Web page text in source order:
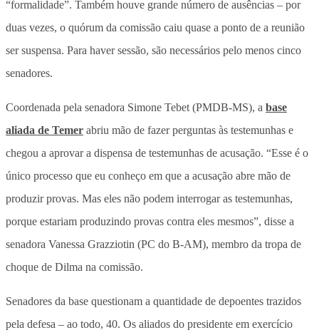
“formalidade”. Também houve grande número de ausências – por
duas vezes, o quórum da comissão caiu quase a ponto de a reunião
ser suspensa. Para haver sessão, são necessários pelo menos cinco
senadores.
Coordenada pela senadora Simone Tebet (PMDB-MS), a base
aliada de Temer abriu mão de fazer perguntas às testemunhas e
chegou a aprovar a dispensa de testemunhas de acusação. “Esse é o
único processo que eu conheço em que a acusação abre mão de
produzir provas. Mas eles não podem interrogar as testemunhas,
porque estariam produzindo provas contra eles mesmos”, disse a
senadora Vanessa Grazziotin (PC do B-AM), membro da tropa de
choque de Dilma na comissão.
Senadores da base questionam a quantidade de depoentes trazidos
pela defesa – ao todo, 40. Os aliados do presidente em exercício